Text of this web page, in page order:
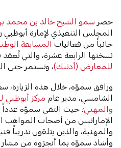
حضر سمو الشيخ خالد بن محمد
المجلس التنفيذي لإمارة
جانباً من فعاليات المسابقة
نسختها الرابعة عشرة، والتي
للمعارض (أدنيك)، وتستمر حتى الـ 15 من مارس
ورافق سموّه، خلال هذه الزيارة،
الشامسي، مدير عام مركز أبوظبي
والمهني؛ حيث التقى سموّه عدداً
الإماراتيين من أصحاب المواهب
والمهنية، والذين يتلقون تدريباً
وأشاد سموّه بما أنجزوه من